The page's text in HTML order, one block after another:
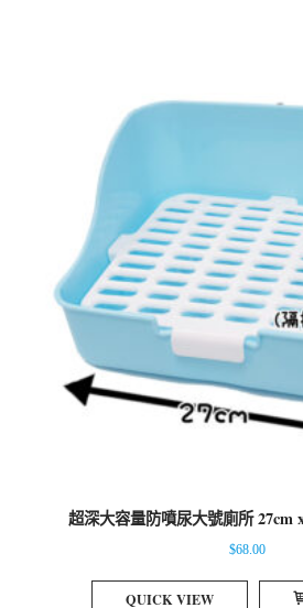
超深大容量防噴尿大號廁所 27cm
$68.00
QUICK VIEW